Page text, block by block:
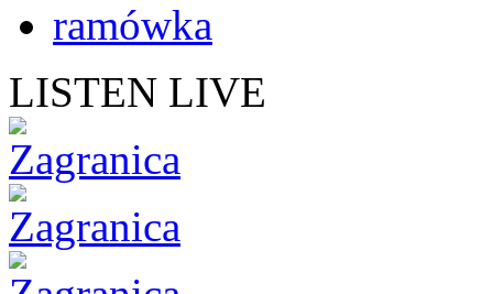
ramówka
LISTEN LIVE